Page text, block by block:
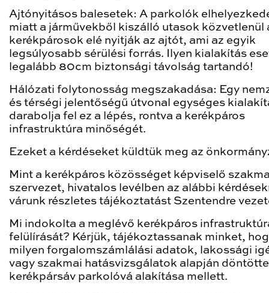
Ajtónyitásos balesetek: A parkolók
miatt a járművekből kiszálló utasok közvetlenül
kerékpárosok elé nyitják az ajtót, ami az egyik
legsúlyosabb sérülési forrás. Ilyen kialakítás
legalább 80cm biztonsági távolság tartandó!
Hálózati folytonosság megszakadása: Egy
és térségi jelentőségű útvonal egységes
darabolja fel ez a lépés, rontva a kerékpáros
infrastruktúra minőségét.
Ezeket a kérdéseket küldtük meg az
Mint a kerékpáros közösséget képviselő
szervezet, hivatalos levélben az alábbi
várunk részletes tájékoztatást Szentendre
Mi indokolta a meglévő kerékpáros
felülírását? Kérjük, tájékoztassanak minket,
milyen forgalomszámlálási adatok, lakossági
vagy szakmai hatásvizsgálatok alapján
kerékpársáv parkolóvá alakítása mellett.